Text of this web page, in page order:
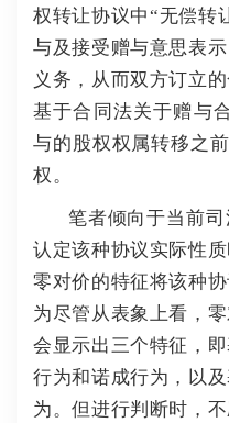
权转让协议中“无偿转
与及接受赠与意思表
义务，从而双方订立
基于合同法关于赠与
与的股权权属转移之
权。
笔者倾向于当前司
认定该种协议实际性
零对价的特征将该种
为尽管从表象上看，
会显示出三个特征，
行为和诺成行为，以
为。但进行判断时，